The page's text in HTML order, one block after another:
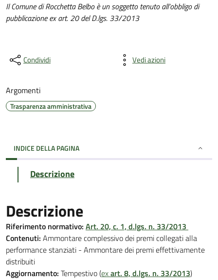
Il Comune di Rocchetta Belbo è un soggetto tenuto all’obbligo di
pubblicazione ex art. 20 del D.lgs. 33/2013
Condividi Vedi azioni
Argomenti
Trasparenza amministrativa
INDICE DELLA PAGINA
Descrizione
Descrizione
Riferimento normativo: Art. 20, c. 1, d.lgs. n. 33/2013
Contenuti: Ammontare complessivo dei premi collegati alla
performance stanziati - Ammontare dei premi effettivamente
distribuiti
Aggiornamento: Tempestivo (exart. 8, d.lgs. n. 33/2013)